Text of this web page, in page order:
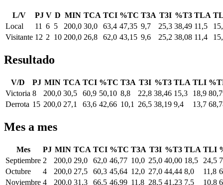
L/V PJ V D MIN TCA TCI %TC T3A T3I %T3 TLA
Local
11 6 5 200,0 30,0 63,4 47,35 9,7 25,3 38,49 11,5
Visitante 12 2 10 200,0 26,8 62,0 43,15 9,6 25,2 38,08 11,4
Resultado
V/D PJ MIN TCA TCI %TC T3A T3I %T3 TLA TLI
Victoria 8 200,0 30,5 60,9 50,10 8,8 22,8 38,46 15,3 18,9
Derrota 15 200,0 27,1 63,6 42,66 10,1 26,5 38,19 9,4 13,7
Mes a mes
Mes PJ MIN TCA TCI %TC T3A T3I %T3 TLA TLI
Septiembre 2 200,0 29,0 62,0 46,77 10,0 25,0 40,00 18,5 24,5
Octubre
4 200,0 27,5 60,3 45,64 12,0 27,0 44,44 8,0 11,8
Noviembre 4 200,0 31,3 66,5 46,99 11,8 28,5 41,23 7,5 10,8